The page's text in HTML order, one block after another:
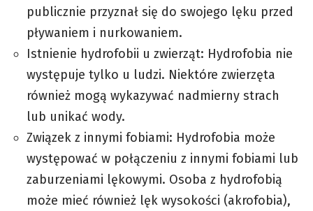
publicznie przyznał się do swojego lęku przed
pływaniem i nurkowaniem.
Istnienie hydrofobii u zwierząt: Hydrofobia nie
występuje tylko u ludzi. Niektóre zwierzęta
również mogą wykazywać nadmierny strach
lub unikać wody.
Związek z innymi fobiami: Hydrofobia może
występować w połączeniu z innymi fobiami lub
zaburzeniami lękowymi. Osoba z hydrofobią
może mieć również lęk wysokości (akrofobia),